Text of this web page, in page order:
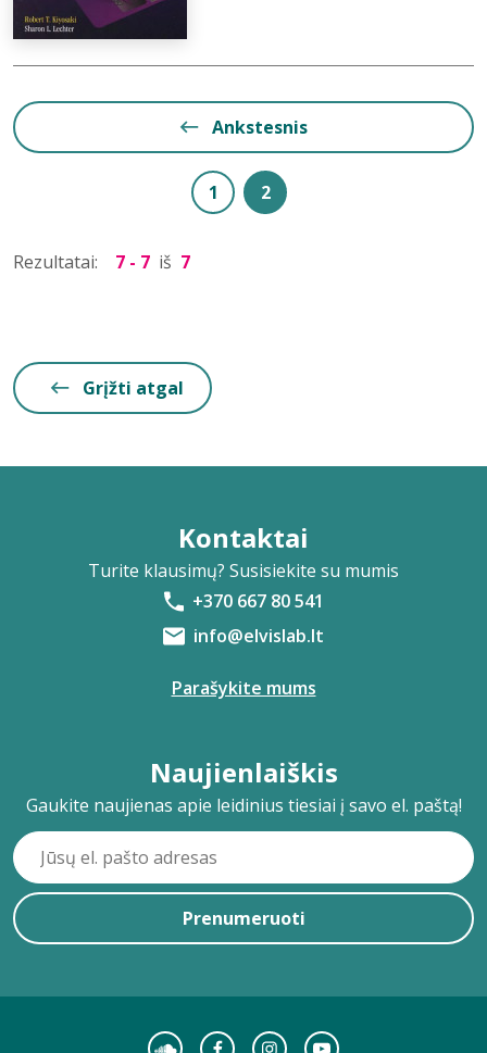
Ankstesnis
1 2
Rezultatai: 7 - 7 iš 7
Grįžti atgal
Kontaktai
Turite klausimų? Susisiekite su mumis
+370 667 80 541
info@elvislab.lt
Parašykite mums
Naujienlaiškis
Gaukite naujienas apie leidinius tiesiai į savo el. paštą!
Prenumeruoti